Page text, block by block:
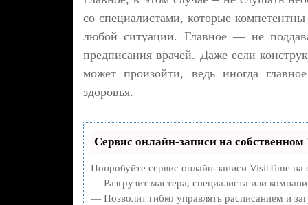
со специалистами, которые
любой ситуации. Главное — не
предписания врачей. Даже если
может произойти, ведь иногда
здоровья.
Сервис онлайн-записи на собственном
Попробуйте сервис онлайн-записи VisitTime
— Разгрузит мастера, специалиста или
— Позволит гибко управлять расписанием и